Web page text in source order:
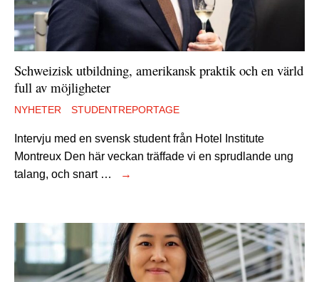
Schweizisk utbildning, amerikansk praktik och en värld
full av möjligheter
NYHETER STUDENTREPORTAGE
Intervju med en svensk student från Hotel Institute
Montreux Den här veckan träffade vi en sprudlande ung
talang, och snart …
→